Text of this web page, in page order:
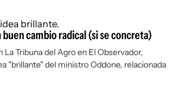
buen cambio radical (si se concreta)
La Tribuna del Agro en El Observador,
"brillante" del ministro Oddone, relacionada